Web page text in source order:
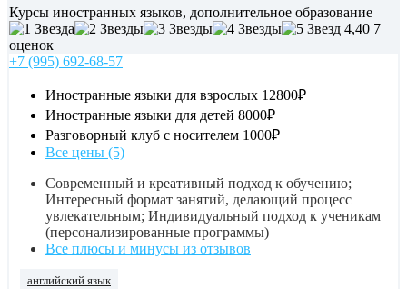
Курсы иностранных языков, дополнительное образование
4,40 7
оценок
+7 (995) 692-68-57
Иностранные языки для взрослых 12800₽
Иностранные языки для детей 8000₽
Разговорный клуб с носителем 1000₽
Все цены (5)
Современный и креативный подход к обучению;
Интересный формат занятий, делающий процесс
увлекательным; Индивидуальный подход к ученикам
(персонализированные программы)
Все плюсы и минусы из отзывов
английский язык